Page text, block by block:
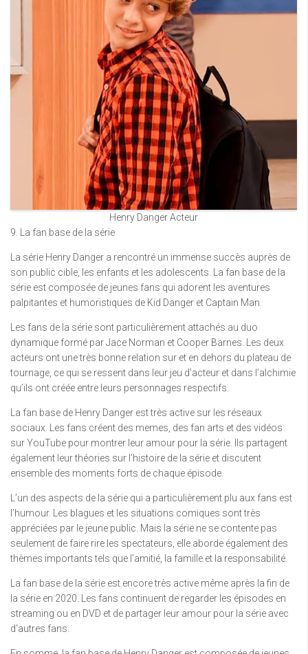
Henry Danger Acteur
9. La fan base de la série
La série Henry Danger a rencontré un immense succès auprès de
son public cible, les enfants et les adolescents. La fan base de la
série est composée de jeunes fans qui adorent les aventures
palpitantes et humoristiques de Kid Danger et Captain Man.
Les fans de la série sont particulièrement attachés au duo
dynamique formé par Jace Norman et Cooper Barnes. Les deux
acteurs ont une très bonne relation sur et en dehors du plateau de
tournage, ce qui se ressent dans leur jeu d’acteur et dans l’alchimie
qu’ils ont créée entre leurs personnages respectifs.
La fan base de Henry Danger est très active sur les réseaux
sociaux. Les fans créent des memes, des fan arts et des vidéos
sur YouTube pour montrer leur amour pour la série. Ils partagent
également leur théories sur l’histoire de la série et discutent
ensemble des moments forts de chaque épisode.
L’un des aspects de la série qui a particulièrement plu aux fans est
l’humour. Les blagues et les situations comiques sont très
appréciées par le jeune public. Mais la série ne se contente pas
seulement de faire rire les spectateurs, elle aborde également des
thèmes importants tels que l’amitié, la famille et la responsabilité.
La fan base de la série est encore très active même après la fin de
la série en 2020. Les fans continuent de regarder les épisodes en
streaming ou en DVD et de partager leur amour pour la série avec
d’autres fans.